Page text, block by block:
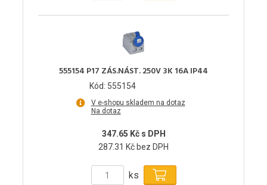
555154 P17 ZÁS.NÁST. 250V 3K 16A IP44
Kód: 555154
V e-shopu skladem na dotaz
Na dotaz
347.65 Kč s DPH
287.31 Kč bez DPH
ks